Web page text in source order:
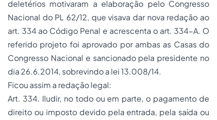
deletérios motivaram a elaboração pelo Congresso
Nacional do PL 62/12, que visava dar nova redação ao
art. 334 ao Código Penal e acrescenta o art. 334-A. O
referido projeto foi aprovado por ambas as Casas do
Congresso Nacional e sancionado pela presidente no
dia 26.6.2014, sobrevindo a lei 13.008/14.
Ficou assim a redação legal:
Art. 334. Iludir, no todo ou em parte, o pagamento de
direito ou imposto devido pela entrada, pela saída ou